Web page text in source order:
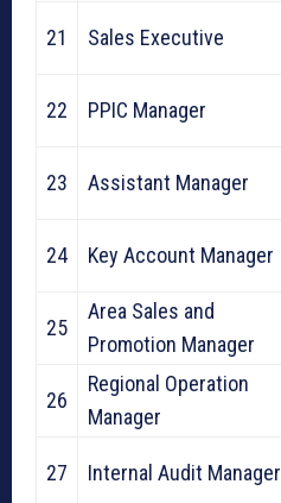
21 Sales Executive
22 PPIC Manager
23 Assistant Manager
24 Key Account Manager
25
Area Sales and
Promotion Manager
26
Regional Operation
Manager
27 Internal Audit Manager